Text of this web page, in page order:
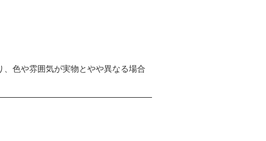
色や雰囲気が実物とやや異なる場合